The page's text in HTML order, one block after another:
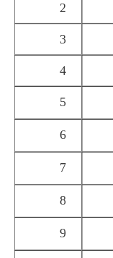
2
3
4
5
6
7
8
9